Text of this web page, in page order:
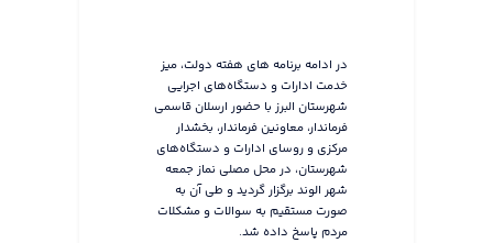
در ادامه برنامه های هفته دولت، میز
خدمت ادارات و دستگاه‌های اجرایی
شهرستان البرز با حضور ارسلان قاسمی
فرماندار، معاونین فرماندار، بخشدار
مرکزی و روسای ادارات و دستگاه‌های
شهرستان، در محل مصلی نماز جمعه
شهر الوند برگزار گردید و طی آن به
صورت مستقیم به سوالات و مشکلات
مردم پاسخ داده شد.